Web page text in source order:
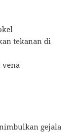
tekanan di
vena
gejala